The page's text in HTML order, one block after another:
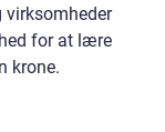
virksomheder
for at lære
krone.